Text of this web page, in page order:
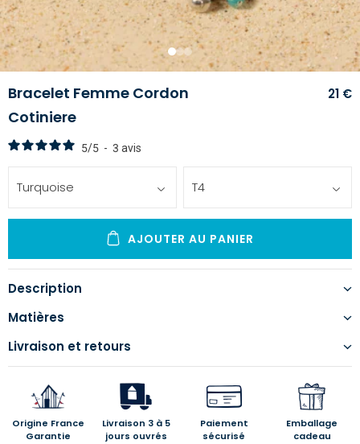
1 23
Bracelet Femme Cordon
Cotiniere
21 €
5/5 - 3 avis
Turquoise T4
AJOUTER AU PANIER
Description
Matières
Livraison et retours
Origine France
Garantie
Livraison 3 à 5
jours ouvrés
Paiement
sécurisé
Emballage
cadeau